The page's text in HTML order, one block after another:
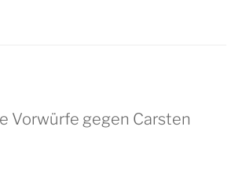
Vorwürfe gegen Carsten